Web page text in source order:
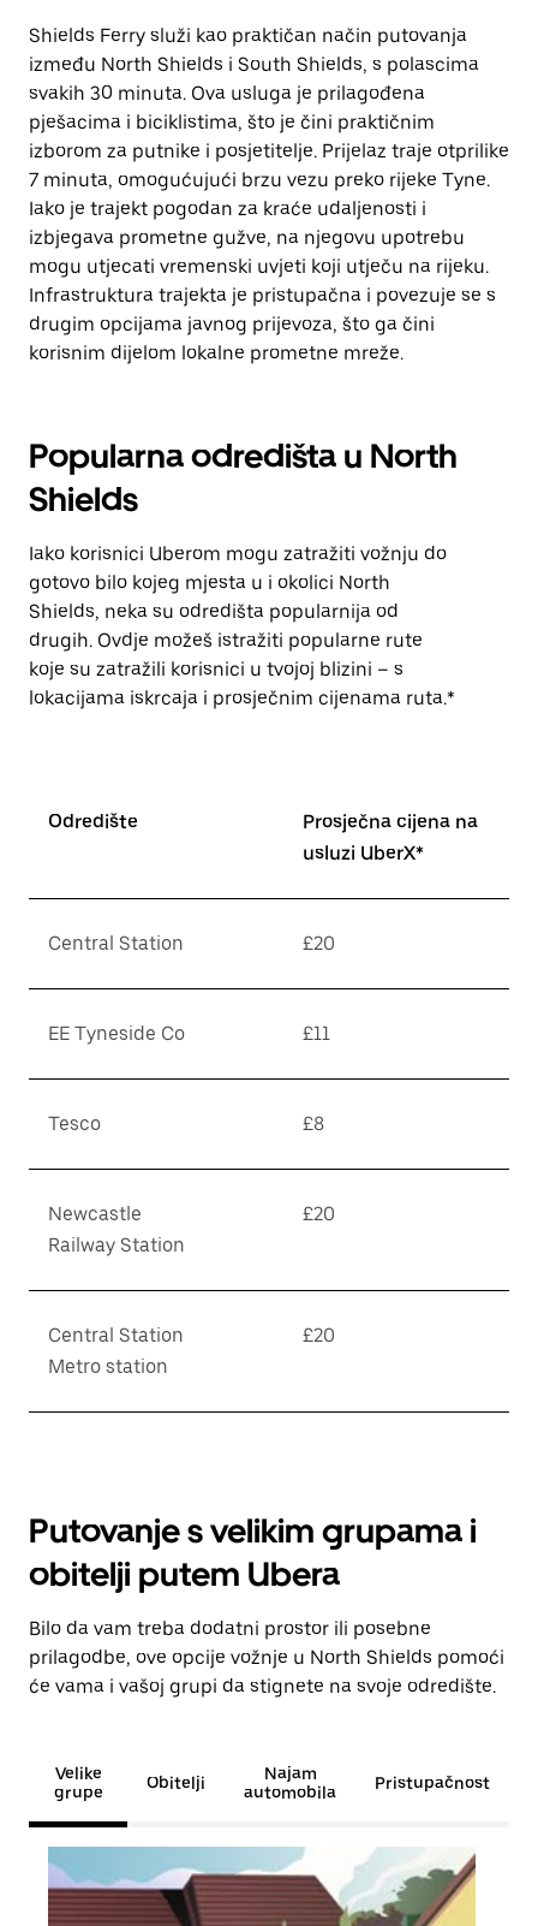
Shields Ferry služi kao praktičan način putovanja
između North Shields i South Shields, s polascima
svakih 30 minuta. Ova usluga je prilagođena
pješacima i biciklistima, što je čini praktičnim
izborom za putnike i posjetitelje. Prijelaz traje otprilike
7 minuta, omogućujući brzu vezu preko rijeke Tyne.
Iako je trajekt pogodan za kraće udaljenosti i
izbjegava prometne gužve, na njegovu upotrebu
mogu utjecati vremenski uvjeti koji utječu na rijeku.
Infrastruktura trajekta je pristupačna i povezuje se s
drugim opcijama javnog prijevoza, što ga čini
korisnim dijelom lokalne prometne mreže.
Popularna odredišta u North
Shields
Iako korisnici Uberom mogu zatražiti vožnju do
gotovo bilo kojeg mjesta u i okolici North
Shields, neka su odredišta popularnija od
drugih. Ovdje možeš istražiti popularne rute
koje su zatražili korisnici u tvojoj blizini – s
lokacijama iskrcaja i prosječnim cijenama ruta.*
Odredište
Prosječna cijena na
usluzi UberX*
Central Station £20
EE Tyneside Co £11
Tesco £8
Newcastle
Railway Station
£20
Central Station
Metro station
£20
Putovanje s velikim grupama i
obitelji putem Ubera
Bilo da vam treba dodatni prostor ili posebne
prilagodbe, ove opcije vožnje u North Shields pomoći
će vama i vašoj grupi da stignete na svoje odredište.
Velike
grupe
Obitelji
Najam
automobila
Pristupačnost